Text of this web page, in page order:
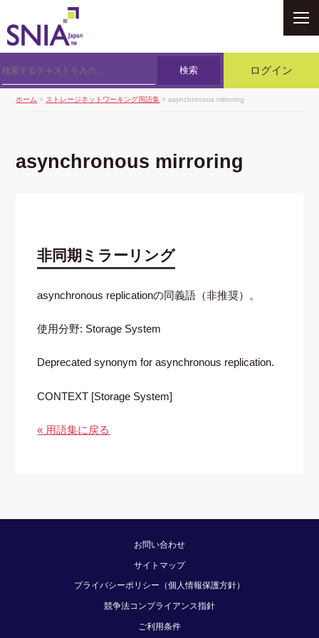
検索 ログイン
ホーム > ストレージネットワーキング用語集 > asynchronous mirroring
asynchronous mirroring
非同期ミラーリング
asynchronous replicationの同義語（非推奨）。
使用分野: Storage System
Deprecated synonym for asynchronous replication.
CONTEXT [Storage System]
« 用語集に戻る
お問い合わせ
サイトマップ
プライバシーポリシー（個人情報保護方針）
競争法コンプライアンス指針
ご利用条件